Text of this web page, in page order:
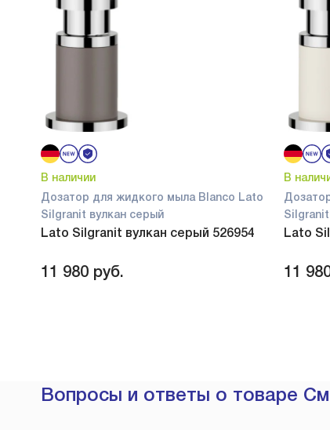
В наличии
Дозатор для жидкого мыла Blanco Lato
Silgranit вулкан серый
Lato Silgranit вулкан серый 526954
11 980 руб.
В
Lato
11
Вопросы и ответы о товаре